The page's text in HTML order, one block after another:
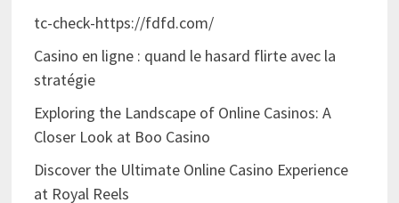
tc-check-https://fdfd.com/
Casino en ligne : quand le hasard flirte avec la
stratégie
Exploring the Landscape of Online Casinos: A
Closer Look at Boo Casino
Discover the Ultimate Online Casino Experience
at Royal Reels